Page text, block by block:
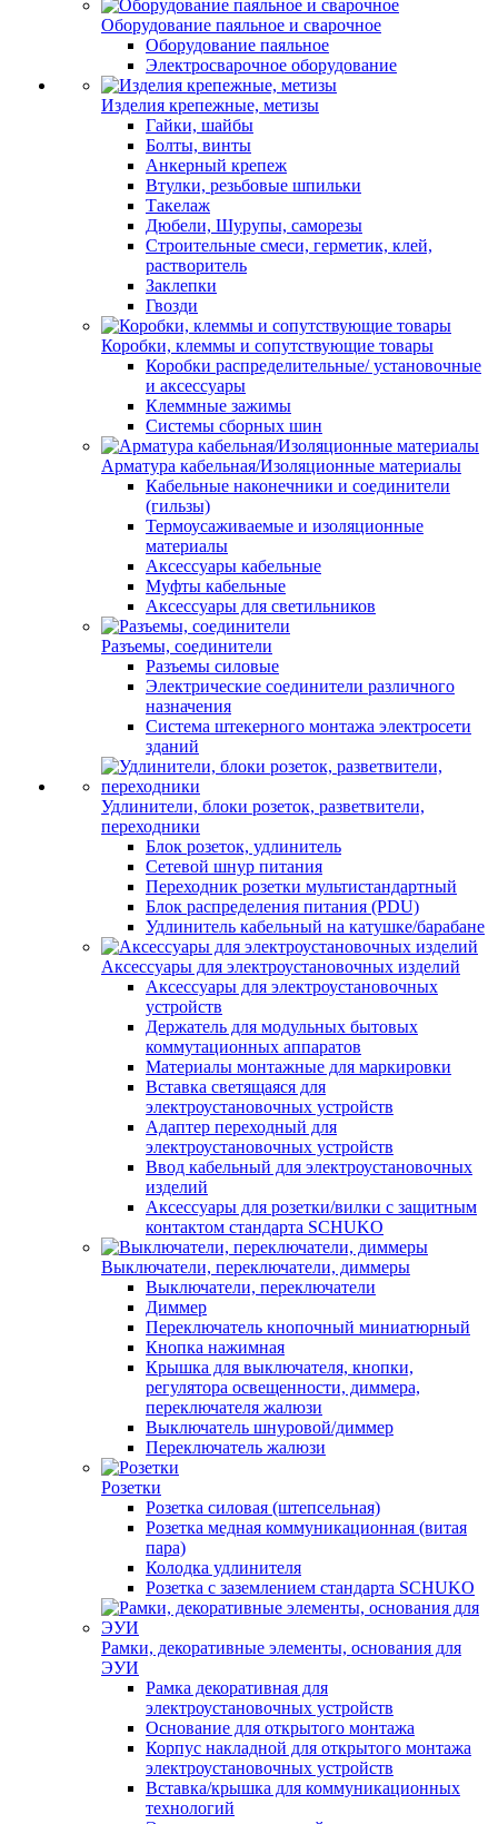
Оборудование паяльное и сварочное
Оборудование паяльное
Электросварочное оборудование
Изделия крепежные, метизы
Гайки, шайбы
Болты, винты
Анкерный крепеж
Втулки, резьбовые шпильки
Такелаж
Дюбели, Шурупы, саморезы
Строительные смеси, герметик, клей,
растворитель
Заклепки
Гвозди
Коробки, клеммы и сопутствующие товары
Коробки распределительные/ установочные
и аксессуары
Клеммные зажимы
Системы сборных шин
Арматура кабельная/Изоляционные материалы
Кабельные наконечники и соединители
(гильзы)
Термоусаживаемые и изоляционные
материалы
Аксессуары кабельные
Муфты кабельные
Аксессуары для светильников
Разъемы, соединители
Разъемы силовые
Электрические соединители различного
назначения
Система штекерного монтажа электросети
зданий
Удлинители, блоки розеток, разветвители,
переходники
Блок розеток, удлинитель
Сетевой шнур питания
Переходник розетки мультистандартный
Блок распределения питания (PDU)
Удлинитель кабельный на катушке/барабане
Аксессуары для электроустановочных изделий
Аксессуары для электроустановочных
устройств
Держатель для модульных бытовых
коммутационных аппаратов
Материалы монтажные для маркировки
Вставка светящаяся для
электроустановочных устройств
Адаптер переходный для
электроустановочных устройств
Ввод кабельный для электроустановочных
изделий
Аксессуары для розетки/вилки с защитным
контактом стандарта SCHUKO
Выключатели, переключатели, диммеры
Выключатели, переключатели
Диммер
Переключатель кнопочный миниатюрный
Кнопка нажимная
Крышка для выключателя, кнопки,
регулятора освещенности, диммера,
переключателя жалюзи
Выключатель шнуровой/диммер
Переключатель жалюзи
Розетки
Розетка силовая (штепсельная)
Розетка медная коммуникационная (витая
пара)
Колодка удлинителя
Розетка с заземлением стандарта SCHUKO
Рамки, декоративные элементы, основания для
ЭУИ
Рамка декоративная для
электроустановочных устройств
Основание для открытого монтажа
Корпус накладной для открытого монтажа
электроустановочных устройств
Вставка/крышка для коммуникационных
технологий